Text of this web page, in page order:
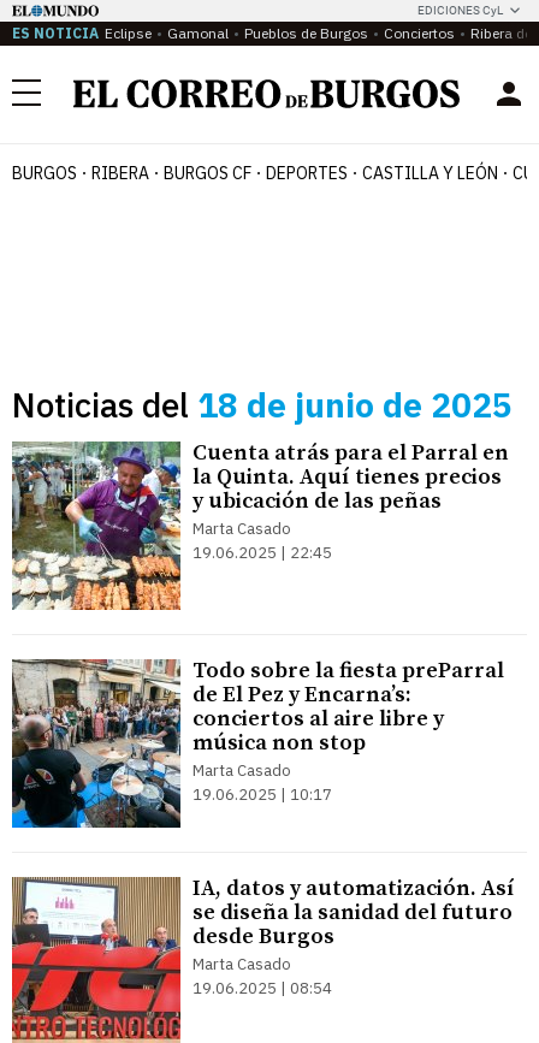
EDICIONES CyL
ES NOTICIA Eclipse Gamonal Pueblos de Burgos Conciertos Ribera del
Menú
BURGOS RIBERA BURGOS CF DEPORTES CASTILLA Y LEÓN
Noticias del 18 de junio de 2025
Cuenta atrás para el Parral en
la Quinta. Aquí tienes precios
y ubicación de las peñas
Marta Casado
19.06.2025 | 22:45
Todo sobre la fiesta preParral
de El Pez y Encarna’s:
conciertos al aire libre y
música non stop
Marta Casado
19.06.2025 | 10:17
IA, datos y automatización. Así
se diseña la sanidad del futuro
desde Burgos
Marta Casado
19.06.2025 | 08:54